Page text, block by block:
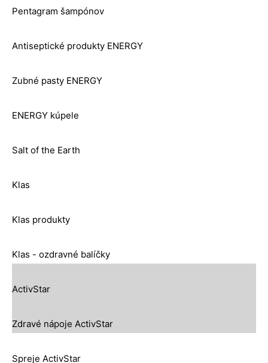
Pentagram šampónov
Antiseptické produkty ENERGY
Zubné pasty ENERGY
ENERGY kúpele
Salt of the Earth
Klas
Klas produkty
Klas - ozdravné balíčky
ActivStar
Zdravé nápoje ActivStar
Spreje ActivStar